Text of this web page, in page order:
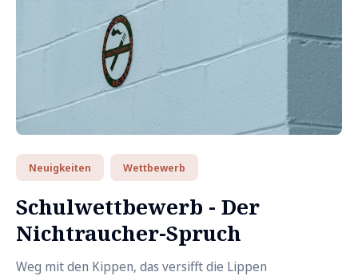
Neuigkeiten Wettbewerb
Schulwettbewerb - Der
Nichtraucher-Spruch
Weg mit den Kippen, das versifft die Lippen